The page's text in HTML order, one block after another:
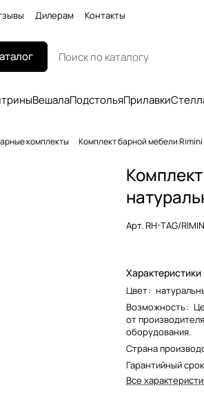
Дилерам Контакты
ВешалаПодстольяПрилавки
комплекты Комплект барной мебели
Арт.RH-TAG/
Характеристики
Цвет:
Возможность:
от
оборудования.
Страна
Гарантийный срок
Все